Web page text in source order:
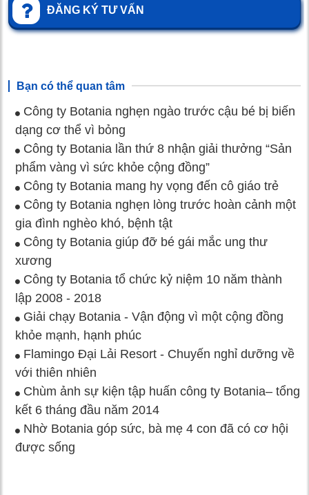
ĐĂNG KÝ TƯ VẤN
Bạn có thể quan tâm
Công ty Botania nghẹn ngào trước cậu bé bị biến
dạng cơ thể vì bỏng
Công ty Botania lần thứ 8 nhận giải thưởng “Sản
phẩm vàng vì sức khỏe cộng đồng”
Công ty Botania mang hy vọng đến cô giáo trẻ
Công ty Botania nghẹn lòng trước hoàn cảnh một
gia đình nghèo khó, bệnh tật
Công ty Botania giúp đỡ bé gái mắc ung thư
xương
Công ty Botania tổ chức kỷ niệm 10 năm thành
lập 2008 - 2018
Giải chạy Botania - Vận động vì một cộng đồng
khỏe mạnh, hạnh phúc
Flamingo Đại Lải Resort - Chuyến nghỉ dưỡng về
với thiên nhiên
Chùm ảnh sự kiện tập huấn công ty Botania– tổng
kết 6 tháng đầu năm 2014
Nhờ Botania góp sức, bà mẹ 4 con đã có cơ hội
được sống